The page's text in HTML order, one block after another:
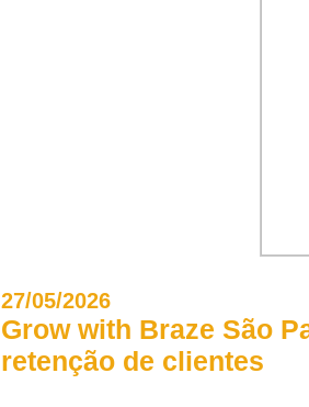
27/05/2026
Grow with Braze São
retenção de clientes